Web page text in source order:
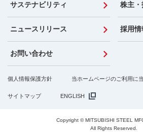
サステナビリティ 株主・
ニュースリリース 採用情
お問い合わせ
個人情報保護方針 当ホームページのご利用に
サイトマップ ENGLISH
Copyright © MITSUBISHI STEEL
All Rights Reserved.